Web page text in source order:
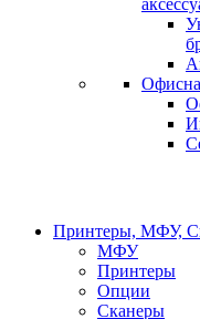
Принтеры, МФУ,
МФУ
Принтеры
Опции
Сканеры